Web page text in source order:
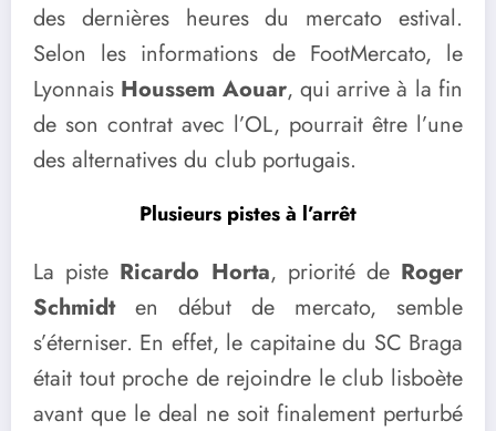
des dernières heures du mercato estival.
Selon les informations de FootMercato, le
Lyonnais Houssem Aouar, qui arrive à la fin
de son contrat avec l’OL, pourrait être l’une
des alternatives du club portugais.
Plusieurs pistes à l’arrêt
La piste Ricardo Horta, priorité de Roger
Schmidten début de mercato, semble
s’éterniser. En effet, le capitaine du SC Braga
était tout proche de rejoindre le club lisboète
avant que le deal ne soit finalement perturbé